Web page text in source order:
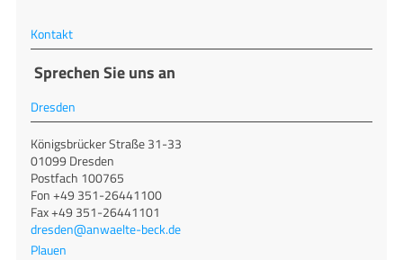
Kontakt
Sprechen Sie uns an
Dresden
Königsbrücker Straße 31-33
01099 Dresden
Postfach 100765
Fon +49 351-26441100
Fax +49 351-26441101
dresden@anwaelte-beck.de
Plauen